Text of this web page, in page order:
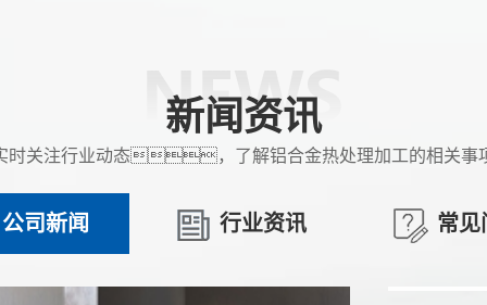
新闻资讯
时关注行业动态，了解铝合金热处理加工的相关事
公司新闻 行业资讯 常见
2020-03